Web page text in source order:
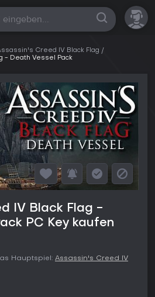
Creed IV Black Flag
- Death Vessel Pack
IV Black Flag -
PC Key kaufen
Hauptspiel: Assassin's Creed IV